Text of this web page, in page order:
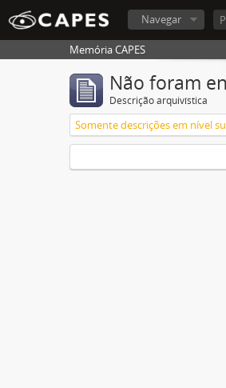
Navegar
Memória CAPES
Não foram
Descrição arquivística
Somente descrições em nível